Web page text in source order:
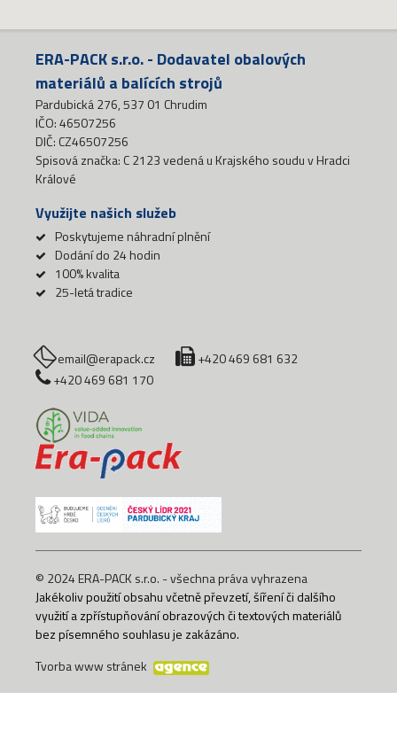
ERA-PACK s.r.o. - Dodavatel obalových
materiálů a balících strojů
Pardubická 276, 537 01 Chrudim
IČO: 46507256
DIČ: CZ46507256
Spisová značka: C 2123 vedená u Krajského soudu v Hradci
Králové
Využijte našich služeb
Poskytujeme náhradní plnění
Dodání do 24 hodin
100% kvalita
25-letá tradice
email@erapack.cz
+420 469 681 632
+420 469 681 170
© 2024 ERA-PACK s.r.o. - všechna práva vyhrazena
Jakékoliv použití obsahu včetně převzetí, šíření či dalšího
využití a zpřístupňování obrazových či textových materiálů
bez písemného souhlasu je zakázáno.
Tvorba www stránek